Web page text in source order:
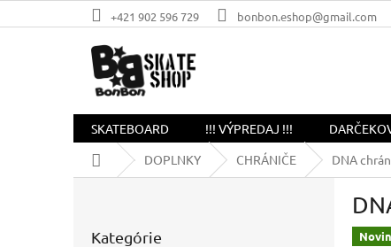
na
+421 902 596 729 bonbon.eshop@gmail.com
SKATEBOARD !!! VÝPREDAJ !!!
DomovDOPLNKY CHRÁNIČE DNA
kategórie
Kategórie